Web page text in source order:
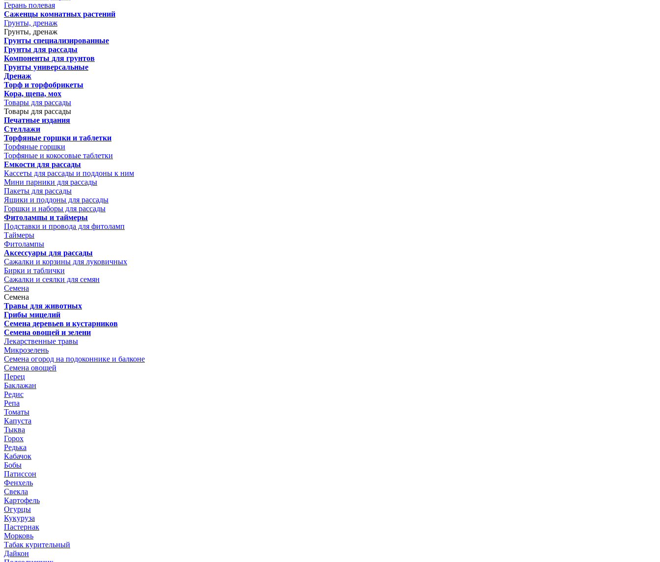
Герань полевая
Саженцы комнатных растений
Грунты, дренаж
Грунты, дренаж
Грунты специализированные
Грунты для рассады
Компоненты для грунтов
Грунты универсальные
Дренаж
Торф и торфобрикеты
Кора, щепа, мох
Товары для рассады
Товары для рассады
Печатные издания
Стеллажи
Торфяные горшки и таблетки
Торфяные горшки
Торфяные и кокосовые таблетки
Емкости для рассады
Кассеты для рассады и поддоны к ним
Мини парники для рассады
Пакеты для рассады
Ящики и поддоны для рассады
Горшки и наборы для рассады
Фитолампы и таймеры
Подставки и провода для фитоламп
Таймеры
Фитолампы
Аксессуары для рассады
Сажалки и корзины для луковичных
Бирки и таблички
Сажалки и сеялки для семян
Семена
Семена
Травы для животных
Грибы мицелий
Семена деревьев и кустарников
Семена овощей и зелени
Лекарственные травы
Микрозелень
Семена огород на подоконнике и балконе
Семена овощей
Перец
Баклажан
Редис
Репа
Томаты
Капуста
Тыква
Горох
Редька
Кабачок
Бобы
Патиссон
Фенхель
Свекла
Картофель
Огурцы
Кукуруза
Пастернак
Морковь
Табак курительный
Дайкон